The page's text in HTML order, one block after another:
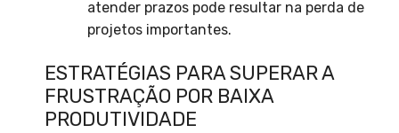
atender prazos pode resultar na perda de
projetos importantes.
ESTRATÉGIAS PARA SUPERAR A
FRUSTRAÇÃO POR BAIXA
PRODUTIVIDADE